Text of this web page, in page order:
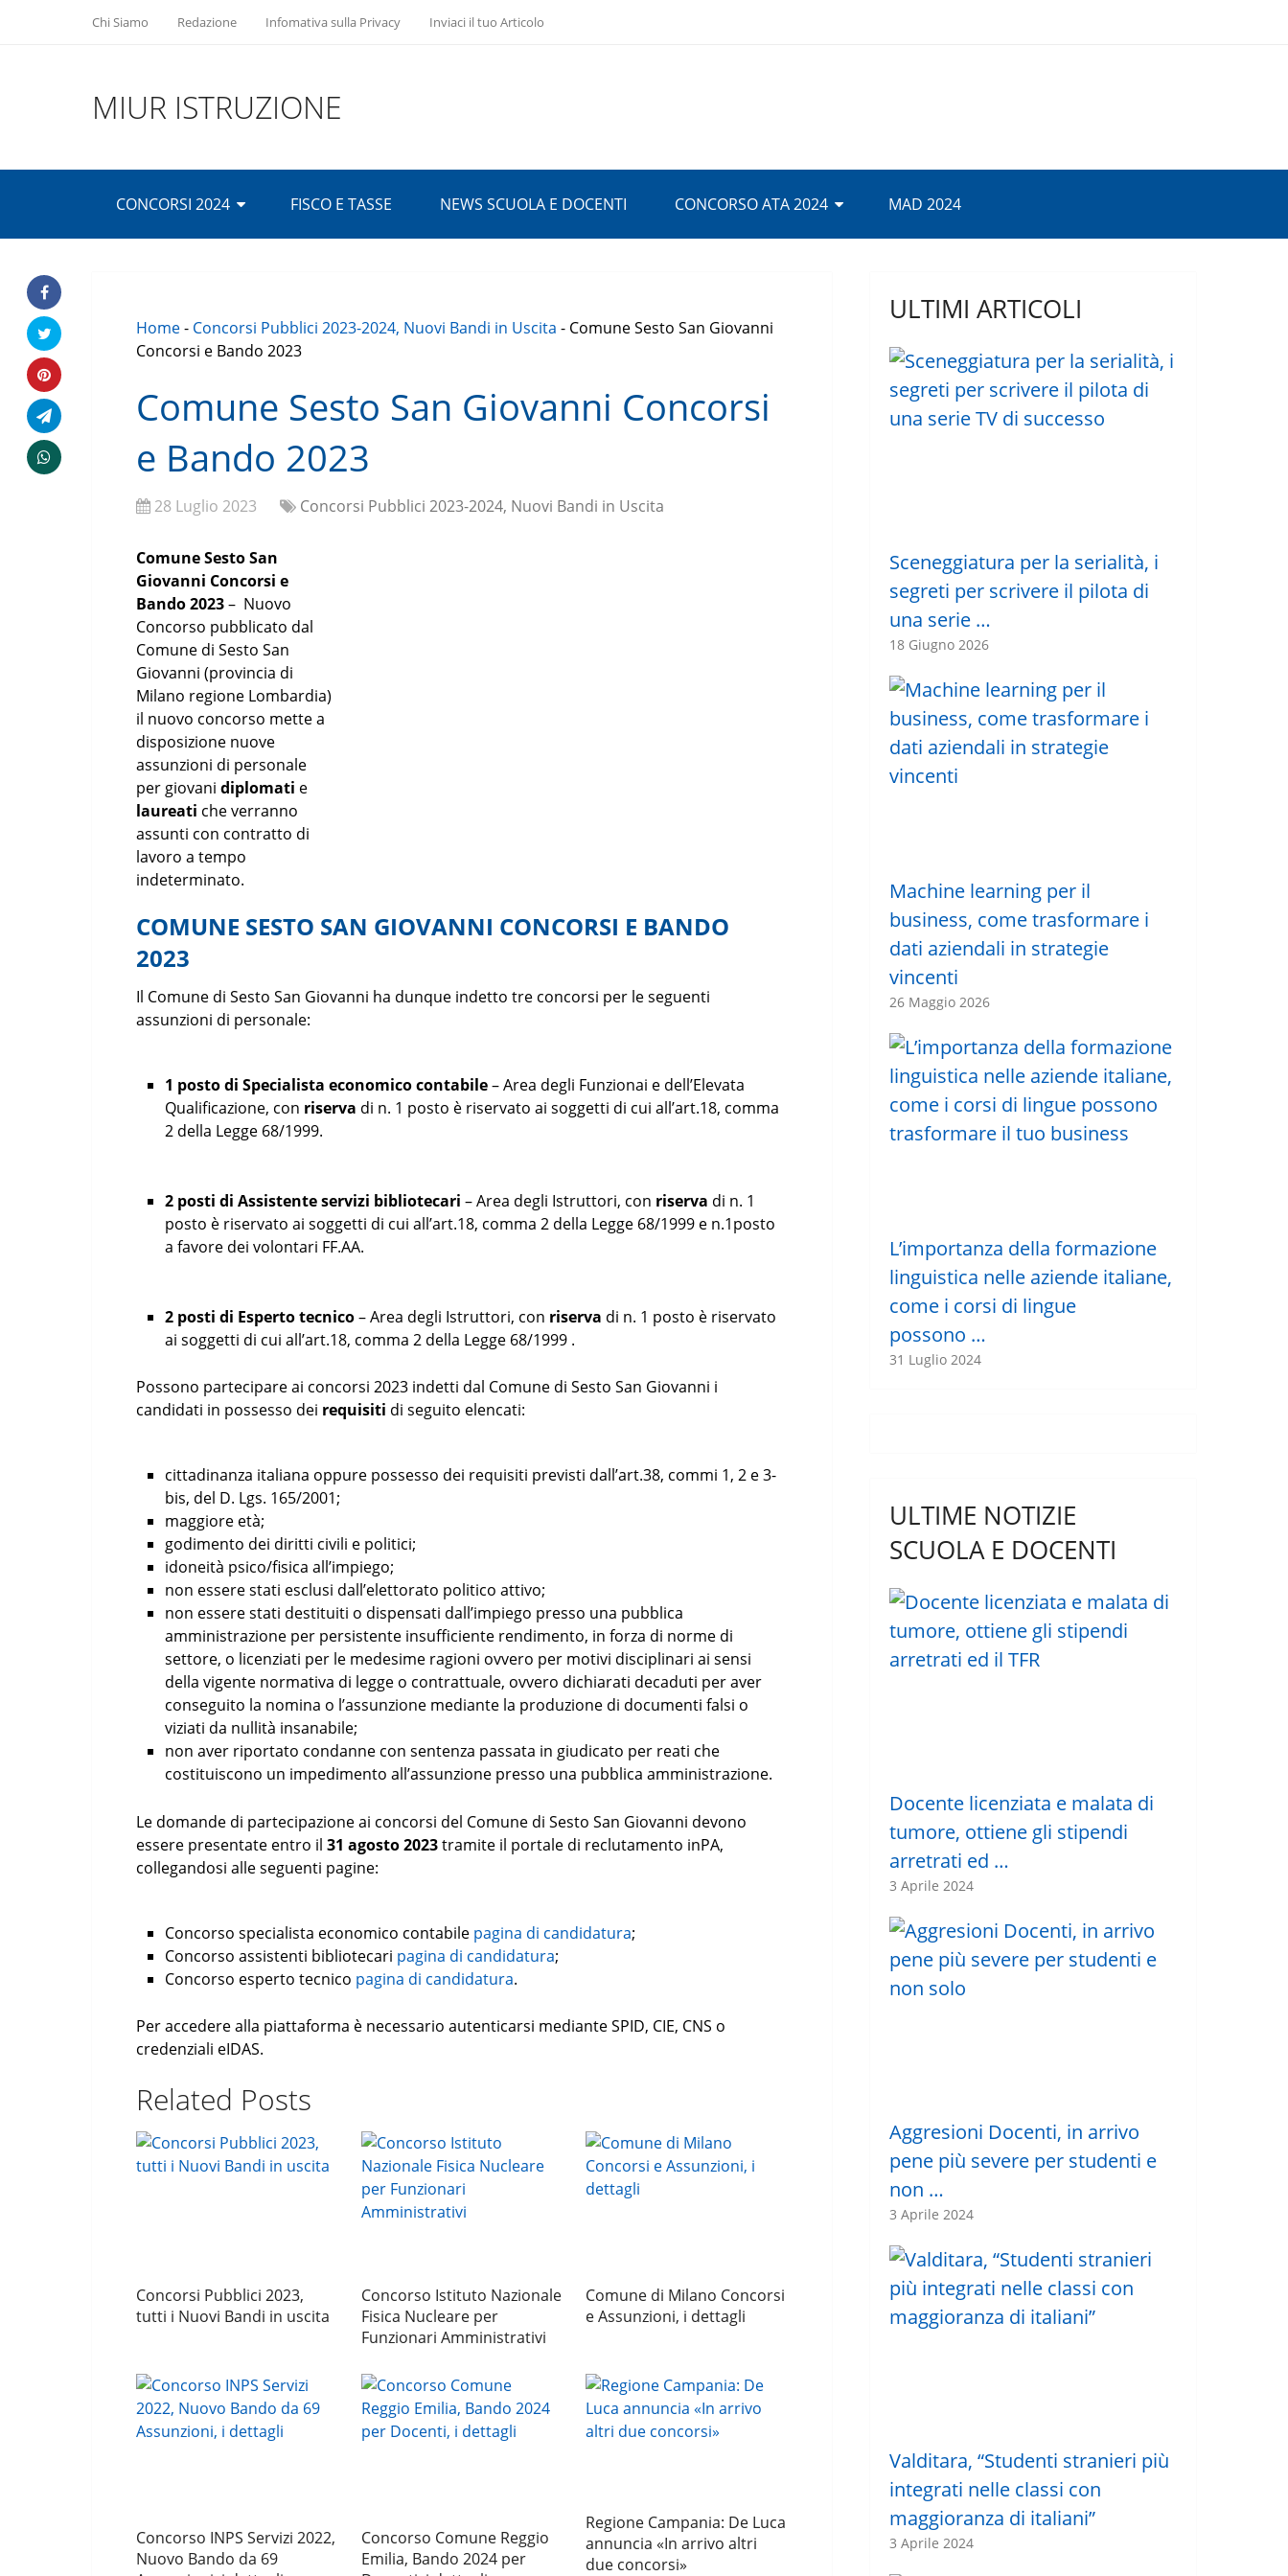
Chi Siamo Redazione Infomativa sulla Privacy Inviaci il tuo Articolo
MIUR ISTRUZIONE
CONCORSI 2024 FISCO E TASSE NEWS SCUOLA E DOCENTI CONCORSO ATA 2024 MAD 2024
Home- Concorsi Pubblici 2023-2024, Nuovi Bandi in Uscita - Comune Sesto San Giovanni
Concorsi e Bando 2023
Comune Sesto San Giovanni Concorsi
e Bando 2023
28 Luglio 2023 Concorsi Pubblici 2023-2024, Nuovi Bandi in Uscita
Comune Sesto San
Giovanni Concorsi e
Bando 2023– Nuovo
Concorso pubblicato dal
Comune di Sesto San
Giovanni (provincia di
Milano regione Lombardia)
il nuovo concorso mette a
disposizione nuove
assunzioni di personale
per giovani diplomati e
laureati che verranno
assunti con contratto di
lavoro a tempo
indeterminato.
COMUNE SESTO SAN GIOVANNI CONCORSI E BANDO
2023
Il Comune di Sesto San Giovanni ha dunque indetto tre concorsi per le seguenti
assunzioni di personale:
1 posto di Specialista economico contabile– Area degli Funzionai e dell’Elevata
Qualificazione, con riserva di n. 1 posto è riservato ai soggetti di cui all’art.18, comma
2 della Legge 68/1999.
2 posti di Assistente servizi bibliotecari – Area degli Istruttori, con riserva di n. 1
posto è riservato ai soggetti di cui all’art.18, comma 2 della Legge 68/1999 e n.1posto
a favore dei volontari FF.AA.
2 posti di Esperto tecnico– Area degli Istruttori, con riserva di n. 1 posto è riservato
ai soggetti di cui all’art.18, comma 2 della Legge 68/1999 .
Possono partecipare ai concorsi 2023 indetti dal Comune di Sesto San Giovanni i
candidati in possesso dei requisiti di seguito elencati:
cittadinanza italiana oppure possesso dei requisiti previsti dall’art.38, commi 1, 2 e 3-
bis, del D. Lgs. 165/2001;
maggiore età;
godimento dei diritti civili e politici;
idoneità psico/fisica all’impiego;
non essere stati esclusi dall’elettorato politico attivo;
non essere stati destituiti o dispensati dall’impiego presso una pubblica
amministrazione per persistente insufficiente rendimento, in forza di norme di
settore, o licenziati per le medesime ragioni ovvero per motivi disciplinari ai sensi
della vigente normativa di legge o contrattuale, ovvero dichiarati decaduti per aver
conseguito la nomina o l’assunzione mediante la produzione di documenti falsi o
viziati da nullità insanabile;
non aver riportato condanne con sentenza passata in giudicato per reati che
costituiscono un impedimento all’assunzione presso una pubblica amministrazione.
Le domande di partecipazione ai concorsi del Comune di Sesto San Giovanni devono
essere presentate entro il 31 agosto 2023tramite il portale di reclutamento inPA,
collegandosi alle seguenti pagine:
Concorso specialista economico contabile pagina di candidatura;
Concorso assistenti bibliotecari pagina di candidatura;
Concorso esperto tecnico pagina di candidatura.
Per accedere alla piattaforma è necessario autenticarsi mediante SPID, CIE, CNS o
credenziali eIDAS.
Related Posts
Concorsi Pubblici 2023,
tutti i Nuovi Bandi in uscita
Concorso Istituto Nazionale
Fisica Nucleare per
Funzionari Amministrativi
Comune di Milano Concorsi
e Assunzioni, i dettagli
Concorso INPS Servizi 2022,
Nuovo Bando da 69
Concorso Comune Reggio
Emilia, Bando 2024 per
Regione Campania: De Luca
annuncia «In arrivo altri
due concorsi»
ULTIMI ARTICOLI
Sceneggiatura per la serialità, i
segreti per scrivere il pilota di
una serie …
18 Giugno 2026
Machine learning per il
business, come trasformare i
dati aziendali in strategie
vincenti
26 Maggio 2026
L’importanza della formazione
linguistica nelle aziende italiane,
come i corsi di lingue
possono …
31 Luglio 2024
ULTIME NOTIZIE
SCUOLA E DOCENTI
Docente licenziata e malata di
tumore, ottiene gli stipendi
arretrati ed …
3 Aprile 2024
Aggresioni Docenti, in arrivo
pene più severe per studenti e
non …
3 Aprile 2024
Valditara, “Studenti stranieri più
integrati nelle classi con
maggioranza di italiani”
3 Aprile 2024